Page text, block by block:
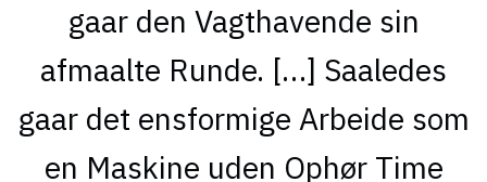
gaar den Vagthavende sin
afmaalte Runde. […] Saaledes
gaar det ensformige Arbeide som
en Maskine uden Ophør Time